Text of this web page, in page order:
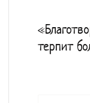
общего
многолетним
терпит